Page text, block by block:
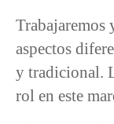
Trabajaremos
aspectos
y tradicional.
rol en este